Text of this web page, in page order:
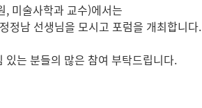
, 미술사학과 교수)에서는
정남 선생님을 모시고 포럼을 개최합니다.
는 분들의 많은 참여 부탁드립니다.